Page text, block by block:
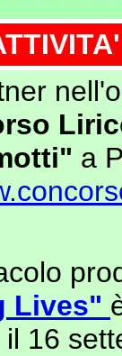
a
Lives"
16